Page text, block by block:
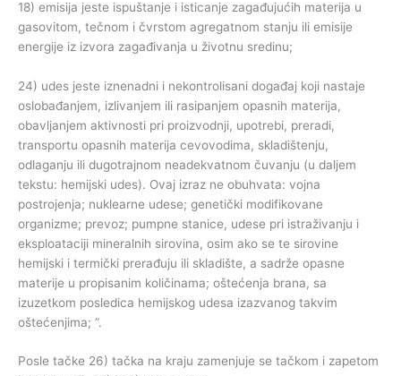
18) emisija jeste ispuštanje i isticanje zagađujućih materija u
gasovitom, tečnom i čvrstom agregatnom stanju ili emisije
energije iz izvora zagađivanja u životnu sredinu;
24) udes jeste iznenadni i nekontrolisani događaj koji nastaje
oslobađanjem, izlivanjem ili rasipanjem opasnih materija,
obavljanjem aktivnosti pri proizvodnji, upotrebi, preradi,
transportu opasnih materija cevovodima, skladištenju,
odlaganju ili dugotrajnom neadekvatnom čuvanju (u daljem
tekstu: hemijski udes). Ovaj izraz ne obuhvata: vojna
postrojenja; nuklearne udese; genetički modifikovane
organizme; prevoz; pumpne stanice, udese pri istraživanju i
eksploataciji mineralnih sirovina, osim ako se te sirovine
hemijski i termički prerađuju ili skladište, a sadrže opasne
materije u propisanim količinama; oštećenja brana, sa
izuzetkom posledica hemijskog udesa izazvanog takvim
oštećenjima; ”.
Posle tačke 26) tačka na kraju zamenjuje se tačkom i zapetom